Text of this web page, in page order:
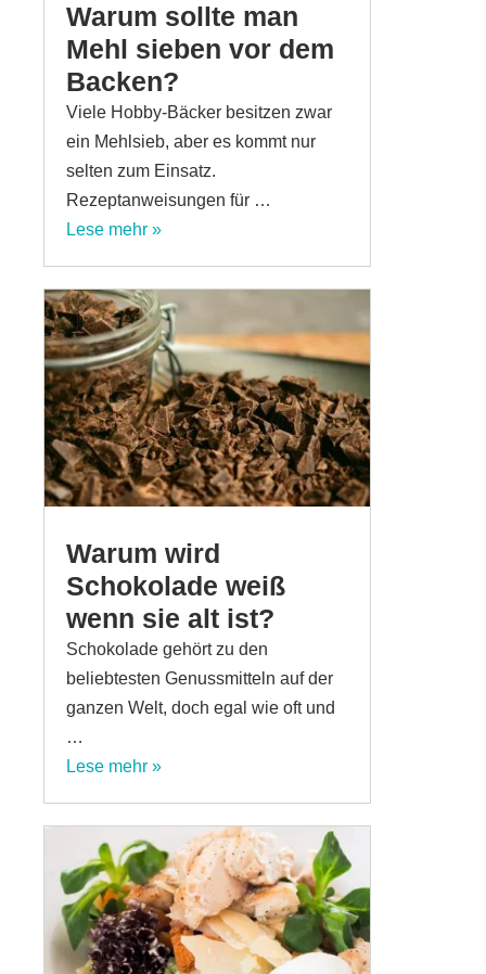
Warum sollte man
Mehl sieben vor dem
Backen?
Viele Hobby-Bäcker besitzen zwar
ein Mehlsieb, aber es kommt nur
selten zum Einsatz.
Rezeptanweisungen für …
Lese mehr »
Warum wird
Schokolade weiß
wenn sie alt ist?
Schokolade gehört zu den
beliebtesten Genussmitteln auf der
ganzen Welt, doch egal wie oft und
…
Lese mehr »